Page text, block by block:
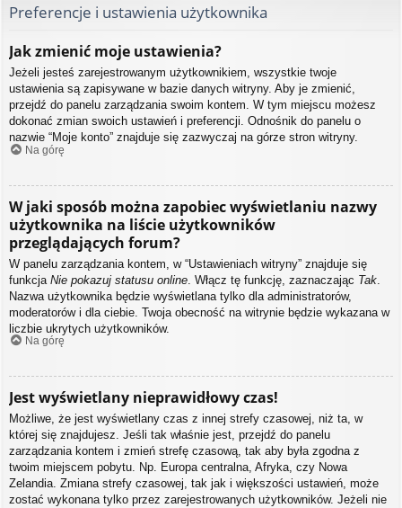
Preferencje i ustawienia użytkownika
Jak zmienić moje ustawienia?
Jeżeli jesteś zarejestrowanym użytkownikiem, wszystkie twoje
ustawienia są zapisywane w bazie danych witryny. Aby je zmienić,
przejdź do panelu zarządzania swoim kontem. W tym miejscu możesz
dokonać zmian swoich ustawień i preferencji. Odnośnik do panelu o
nazwie “Moje konto” znajduje się zazwyczaj na górze stron witryny.
Na górę
W jaki sposób można zapobiec wyświetlaniu nazwy
użytkownika na liście użytkowników
przeglądających forum?
W panelu zarządzania kontem, w “Ustawieniach witryny” znajduje się
funkcja Nie pokazuj statusu online . Włącz tę funkcję, zaznaczając Tak
Nazwa użytkownika będzie wyświetlana tylko dla administratorów,
moderatorów i dla ciebie. Twoja obecność na witrynie będzie wykazana w
liczbie ukrytych użytkowników.
Na górę
Jest wyświetlany nieprawidłowy czas!
Możliwe, że jest wyświetlany czas z innej strefy czasowej, niż ta, w
której się znajdujesz. Jeśli tak właśnie jest, przejdź do panelu
zarządzania kontem i zmień strefę czasową, tak aby była zgodna z
twoim miejscem pobytu. Np. Europa centralna, Afryka, czy Nowa
Zelandia. Zmiana strefy czasowej, tak jak i większości ustawień, może
zostać wykonana tylko przez zarejestrowanych użytkowników. Jeżeli nie